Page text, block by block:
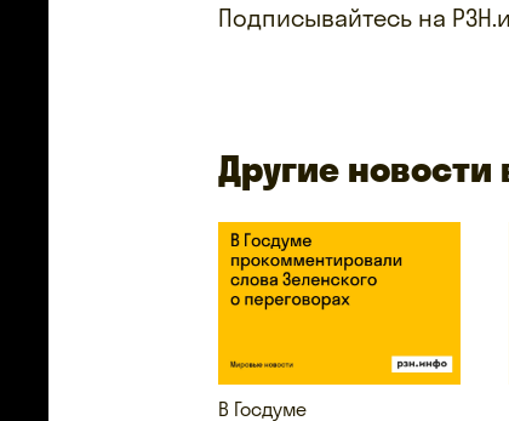
Подписывайтесь на
Другие
В Госдуме